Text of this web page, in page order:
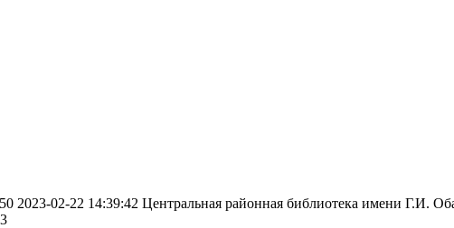
2023-02-22 14:39:42 Центральная районная библиотека имени Г.И.